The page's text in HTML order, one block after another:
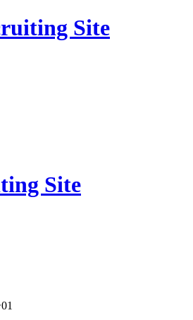
Site
Site